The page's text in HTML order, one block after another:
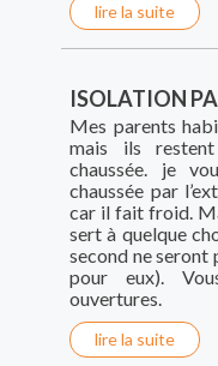
lire la suite
ISOLATION
Mes parents
mais ils restent
chaussée. je
chaussée par
car il fait froid.
sert à quelque
second ne
pour eux).
ouvertures.
lire la suite